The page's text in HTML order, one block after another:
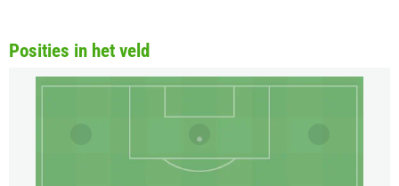
Posities in het veld